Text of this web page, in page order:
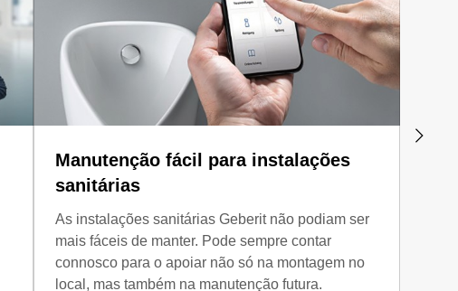
Manutenção fácil para instalações
sanitárias
As instalações sanitárias Geberit não podiam ser
mais fáceis de manter. Pode sempre contar
connosco para o apoiar não só na montagem no
local, mas também na manutenção futura.